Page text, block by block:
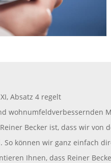
Absatz 4 regelt
wohnumfeldverbessernden
Becker ist, dass wir von
So können wir ganz einfach
Ihnen, dass Reiner